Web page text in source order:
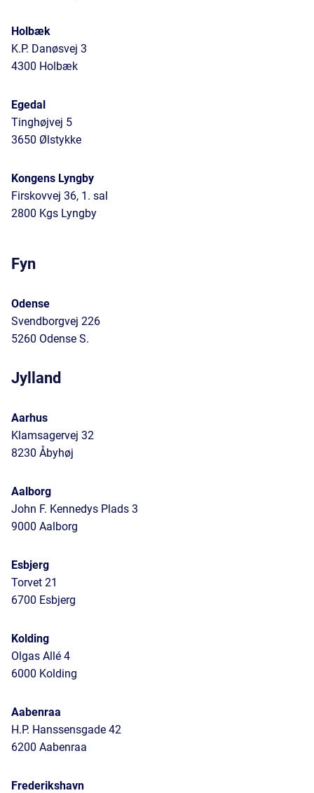
Holbæk
K.P. Danøsvej 3
4300 Holbæk
Egedal
Tinghøjvej 5
3650 Ølstykke
Kongens Lyngby
Firskovvej 36, 1. sal
2800 Kgs Lyngby
Fyn
Odense
Svendborgvej 226
5260 Odense S.
Jylland
Aarhus
Klamsagervej 32
8230 Åbyhøj
Aalborg
John F. Kennedys Plads 3
9000 Aalborg
Esbjerg
Torvet 21
6700 Esbjerg
Kolding
Olgas Allé 4
6000 Kolding
Aabenraa
H.P. Hanssensgade 42
6200 Aabenraa
Frederikshavn